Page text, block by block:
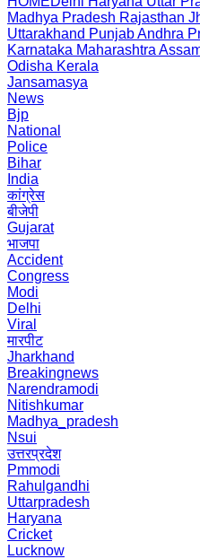
Madhya Pradesh Rajasthan
Uttarakhand PunjabAndhra
Karnataka Maharashtra
Odisha Kerala
Jansamasya
News
Bjp
National
Police
Bihar
India
कांग्रेस
बीजेपी
Gujarat
भाजपा
Accident
Congress
Modi
Delhi
Viral
मारपीट
Jharkhand
Breakingnews
Narendramodi
Nitishkumar
Madhya_pradesh
Nsui
उत्तरप्रदेश
Pmmodi
Rahulgandhi
Uttarpradesh
Haryana
Cricket
Lucknow